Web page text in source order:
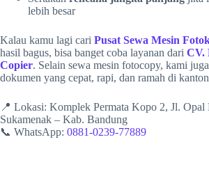
lebih besar
Kalau kamu lagi cari Pusat Sewa Mesin
hasil bagus, bisa banget coba layanan dari CV.
Copier. Selain sewa mesin fotocopy, kami
dokumen yang cepat, rapi, dan ramah di
📍 Lokasi: Komplek Permata Kopo 2, Jl.
Sukamenak – Kab. Bandung
📞 WhatsApp: 0881-0239-77889